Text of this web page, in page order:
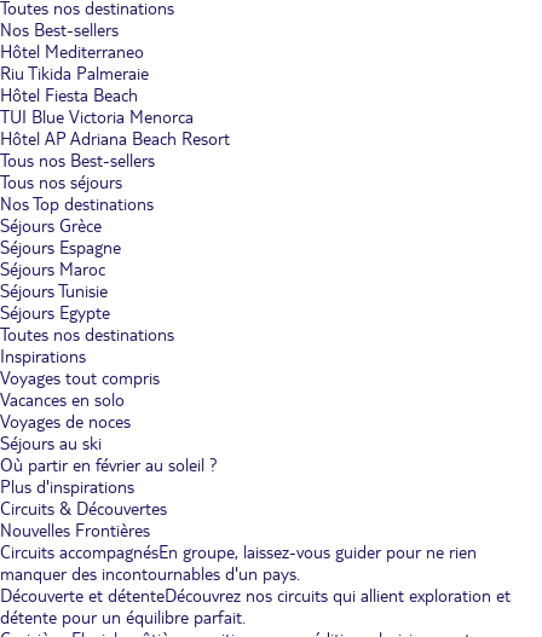
Toutes nos destinations
Nos Best-sellers
Hôtel Mediterraneo
Riu Tikida Palmeraie
Hôtel Fiesta Beach
TUI Blue Victoria Menorca
Hôtel AP Adriana Beach Resort
Tous nos Best-sellers
Tous nos séjours
Nos Top destinations
Séjours Grèce
Séjours Espagne
Séjours Maroc
Séjours Tunisie
Séjours Egypte
Toutes nos destinations
Inspirations
Voyages tout compris
Vacances en solo
Voyages de noces
Séjours au ski
Où partir en février au soleil ?
Plus d'inspirations
Circuits & Découvertes
Nouvelles Frontières
Circuits accompagnésEn groupe, laissez-vous guider pour ne rien
manquer des incontournables d'un pays.
Découverte et détenteDécouvrez nos circuits qui allient exploration et
détente pour un équilibre parfait.